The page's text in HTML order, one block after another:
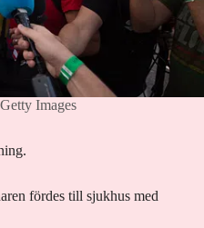
Images
fördes till sjukhus med